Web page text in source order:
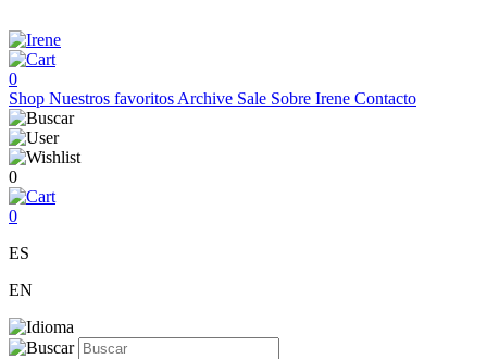
0
Shop Nuestros favoritos Archive Sale Sobre Irene Contacto
0
0
ES
EN